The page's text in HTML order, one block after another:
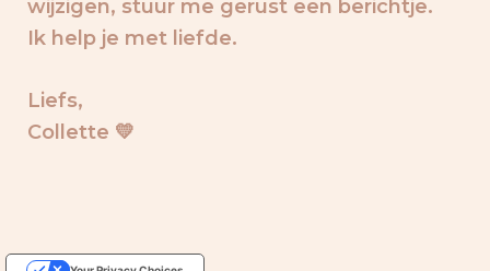
wijzigen, stuur me gerust een berichtje.
Ik help je met liefde.
Liefs,
Collette 💛